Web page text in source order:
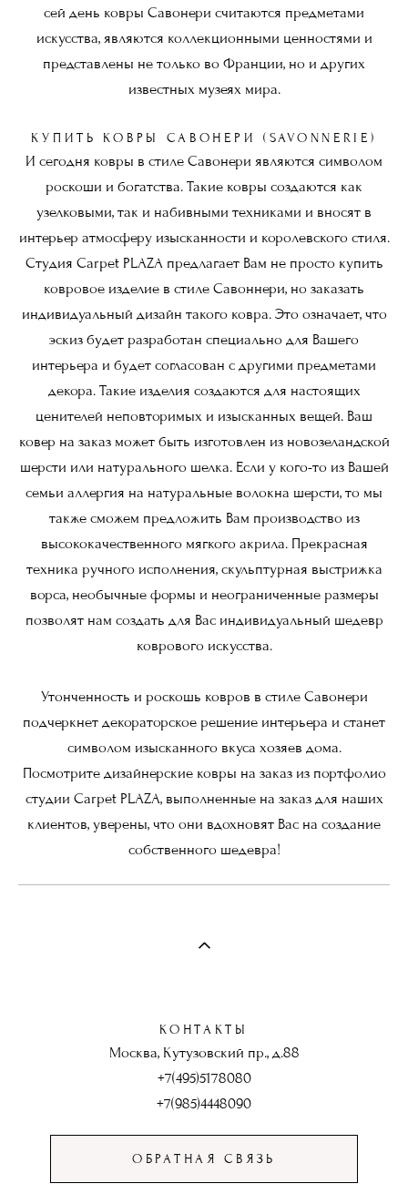
сей день ковры Савонери считаются предметами
искусства, являются коллекционными ценностями и
представлены не только во Франции, но и других
известных музеях мира.
КУПИТЬ КОВРЫ САВОНЕРИ (SAVONNERIE)
И сегодня ковры в стиле Савонери являются символом
роскоши и богатства. Такие ковры создаются как
узелковыми, так и набивными техниками и вносят в
интерьер атмосферу изысканности и королевского стиля.
Студия Carpet PLAZA предлагает Вам не просто купить
ковровое изделие в стиле Савоннери, но заказать
индивидуальный дизайн такого ковра. Это означает, что
эскиз будет разработан специально для Вашего
интерьера и будет согласован с другими предметами
декора. Такие изделия создаются для настоящих
ценителей неповторимых и изысканных вещей. Ваш
ковер на заказ может быть изготовлен из новозеландской
шерсти или натурального шелка. Если у кого-то из Вашей
семьи аллергия на натуральные волокна шерсти, то мы
также сможем предложить Вам производство из
высококачественного мягкого акрила. Прекрасная
техника ручного исполнения, скульптурная выстрижка
ворса, необычные формы и неограниченные размеры
позволят нам создать для Вас индивидуальный шедевр
коврового искусства.
Утонченность и роскошь ковров в стиле Савонери
подчеркнет декораторское решение интерьера и станет
символом изысканного вкуса хозяев дома.
Посмотрите дизайнерские ковры на заказ из портфолио
студии Carpet PLAZA, выполненные на заказ для наших
клиентов, уверены, что они вдохновят Вас на создание
собственного шедевра!
КОНТАКТЫ
Москва, Кутузовский пр., д.88
+7(495)5178080
+7(985)4448090
ОБРАТНАЯ СВЯЗЬ